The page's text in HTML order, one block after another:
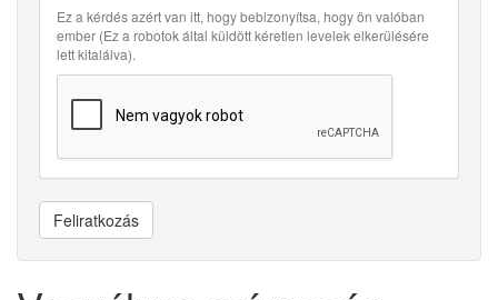
Ez a kérdés azért van itt, hogy bebizonyítsa, hogy ön valóban
ember (Ez a robotok által küldött kéretlen levelek elkerülésére
lett kitalálva).
Feliratkozás